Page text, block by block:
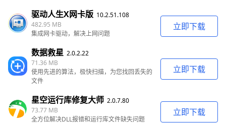
驱动人生X网卡版 10.2.51.108
482.95 MB
集成网卡驱动，解决上网问题
立即下载
数据救星 2.0.2.22
71.36 MB
使用先进的算法，极快扫描，为您找回丢失的
文件
立即下载
星空运行库修复大师 2.0.7.80
73.77 MB
全方位解决DLL报错和运行库文件缺失问题
立即下载